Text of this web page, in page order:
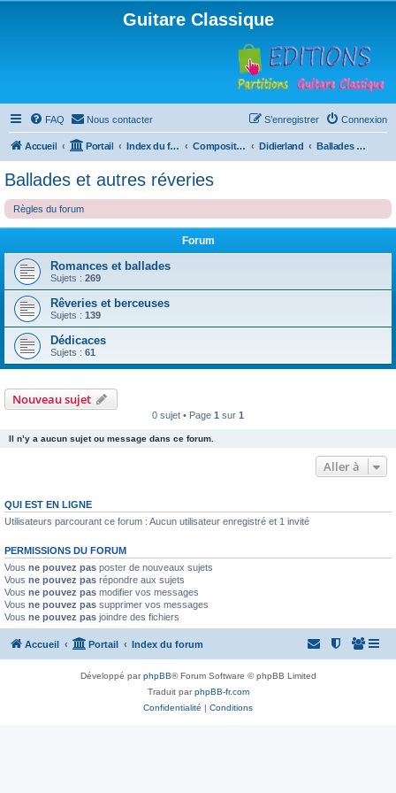
Guitare Classique
FAQ Nous contacter Connexion
S’enregistrer
Accueil Portail Index du forum Compositions Didierland Ballades et autres réveries
Ballades et autres réveries
Règles du forum
Forum
Romances et ballades
Sujets : 269
Rêveries et berceuses
Sujets : 139
Dédicaces
Sujets : 61
Nouveau sujet
0 sujet • Page 1 sur 1
Il n’y a aucun sujet ou message dans ce forum.
Aller à
QUI EST EN LIGNE
Utilisateurs parcourant ce forum : Aucun utilisateur enregistré et 1 invité
PERMISSIONS DU FORUM
Vous ne pouvez pas poster de nouveaux sujets
Vous ne pouvez pas répondre aux sujets
Vous ne pouvez pas modifier vos messages
Vous ne pouvez pas supprimer vos messages
Vous ne pouvez pas joindre des fichiers
Accueil Portail Index du forum
Développé parphpBB® Forum Software © phpBB Limited
Traduit parphpBB-fr.com
Confidentialité | Conditions